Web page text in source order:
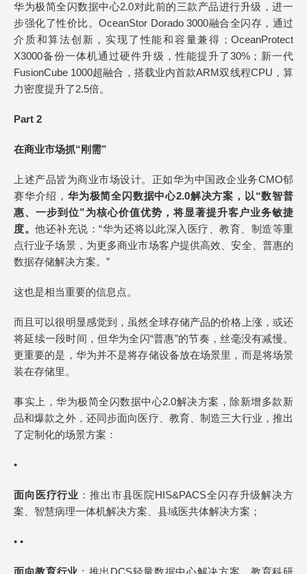
华为极简全闪数据中心2.0对此前的三款产品进行升级，进一
步强化了性价比。OceanStor Dorado 3000融合全闪存，通过
介质和算法创新，实现了性能和容量兼得；OceanProtect
X3000备份一体机通过硬件升级，性能提升了30%；新一代
FusionCube 1000超融合，搭载业内首款ARM双线程CPU，算
力密度提升了2.5倍。
Part 2
在商业市场抓“刚需”
上述产品皆为商业市场设计。正如华为中国政企业务CMO郁
赛华介绍， 华为极简全闪数据中心2.0解决方案，以“数智普
惠、一步到位”为核心价值优势，将显著提升客户业务敏捷
度。 他还补充说：“华为还将以此深入医疗、教育、制造等重
点行业子场景，为更多商业市场客户提供高效、安全、普惠的
数据存储解决方案。”
这也是相当重要的信息点。
而且可以很明显感觉到，虽然全球存储产品的价格上涨，或还
将延续一段时间，但华为全闪“普惠”的节奏，丝毫没有减慢。
更重要的是，华为并不是将存储设备放在场景里，而是将场景
装在存储里。
事实上，华为极简全闪数据中心2.0解决方案，除新增多款新
品和爆款之外，还同步面向医疗、教育、制造三大行业，推出
了定制化的场景方案：
•
面向医疗行业 ：推出市县医院HIS&PACS全闪存升级解决方
案、智慧病理一体机解决方案、县域医共体解决方案；
• •